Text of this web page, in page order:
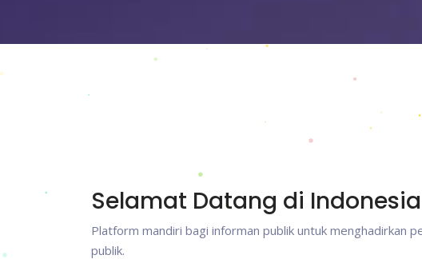
Selamat Datang di
Platform mandiri bagi informan publik untuk menghadirkan
publik.